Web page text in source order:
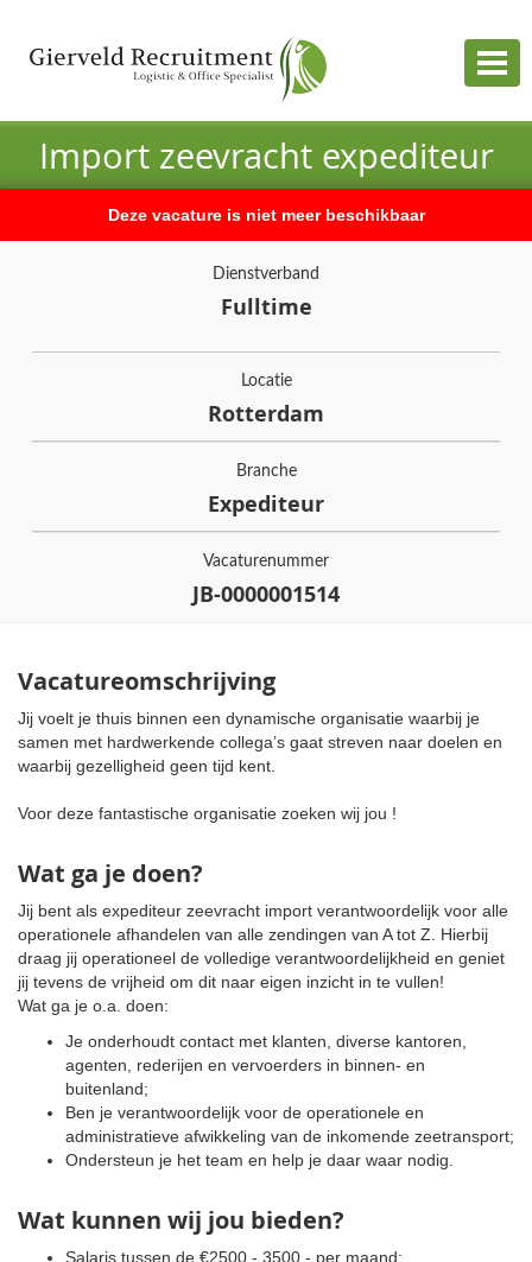
Import zeevracht expediteur
Deze vacature is niet meer beschikbaar
Dienstverband
Fulltime
Locatie
Rotterdam
Branche
Expediteur
Vacaturenummer
JB-0000001514
Vacatureomschrijving
Jij voelt je thuis binnen een dynamische organisatie waarbij je
samen met hardwerkende collega’s gaat streven naar doelen en
waarbij gezelligheid geen tijd kent.
Voor deze fantastische organisatie zoeken wij jou !
Wat ga je doen?
Jij bent als expediteur zeevracht import verantwoordelijk voor alle
operationele afhandelen van alle zendingen van A tot Z. Hierbij
draag jij operationeel de volledige verantwoordelijkheid en geniet
jij tevens de vrijheid om dit naar eigen inzicht in te vullen!
Wat ga je o.a. doen:
Je onderhoudt contact met klanten, diverse kantoren,
agenten, rederijen en vervoerders in binnen- en
buitenland;
Ben je verantwoordelijk voor de operationele en
administratieve afwikkeling van de inkomende zeetransport;
Ondersteun je het team en help je daar waar nodig.
Wat kunnen wij jou bieden?
Salaris tussen de €2500 - 3500,- per maand;